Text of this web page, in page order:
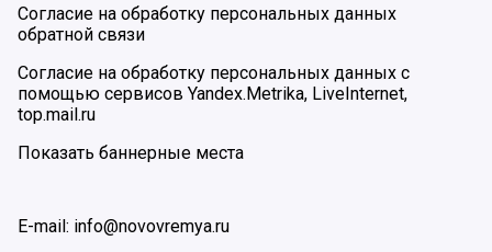
Согласие на обработку персональных данных
обратной связи
Согласие на обработку персональных данных с
помощью сервисов Yandex.Metrika, LiveInternet,
top.mail.ru
Показать баннерные места
E-mail: info@novovremya.ru